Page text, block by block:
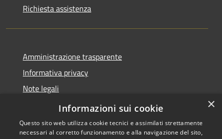
Richiesta assistenza
Amministrazione trasparente
Informativa privacy
Note legali
Dichiarazione di accessibilità
×
Informazioni sui cookie
Questo sito web utilizza cookie tecnici e assimilati strettamente
necessari al corretto funzionamento e alla navigazione del sito,